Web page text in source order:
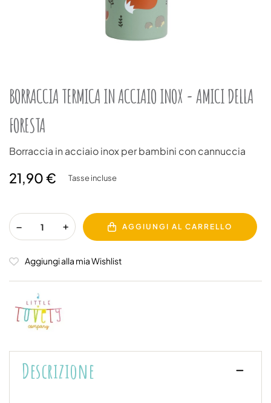
BORRACCIA TERMICA IN ACCIAIO INOX - AMICI DELLA
FORESTA
Borraccia in acciaio inox per bambini con cannuccia
21,90 € Tasse incluse
AGGIUNGI AL CARRELLO
Aggiungi alla mia Wishlist
Descrizione